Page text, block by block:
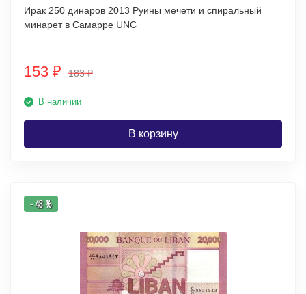
Ирак 250 динаров 2013 Руины мечети и спиральный
минарет в Самарре UNC
153 ₽ 183₽
В наличии
В корзину
- 48 %